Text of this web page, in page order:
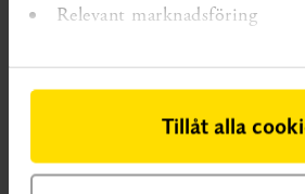
Relevant marknadsföring
Tillåt alla
Bilagor
Bilaga 1